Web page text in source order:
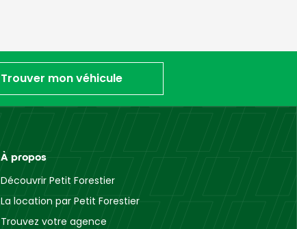
Trouver mon véhicule
À propos
Découvrir Petit Forestier
La location par Petit Forestier
Trouvez votre agence